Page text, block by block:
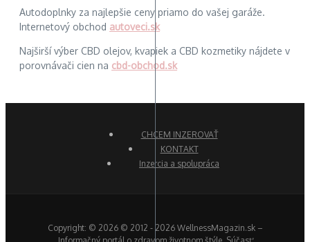
Autodoplnky za najlepšie ceny priamo do vašej garáže.
Internetový obchod autoveci.sk
Najširší výber CBD olejov, kvapiek a CBD kozmetiky nájdete v
porovnávači cien na cbd-obchod.sk
CHCEM INZEROVAŤ
KONTAKT
Inzercia a spolupráca
Copyright: © 2026 © 2012 - 2026 WellnessMagazin.sk –